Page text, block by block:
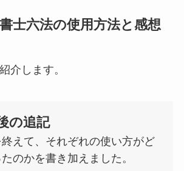
士六法の使用方法と感想
介します。
の追記
えて、それぞれの使い方がど
のかを書き加えました。